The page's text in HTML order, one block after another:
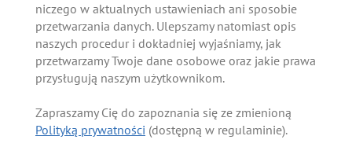
niczego w aktualnych ustawieniach ani sposobie
przetwarzania danych. Ulepszamy natomiast opis
naszych procedur i dokładniej wyjaśniamy, jak
przetwarzamy Twoje dane osobowe oraz jakie prawa
przysługują naszym użytkownikom.
Zapraszamy Cię do zapoznania się ze zmienioną
Polityką prywatności (dostępną w regulaminie).